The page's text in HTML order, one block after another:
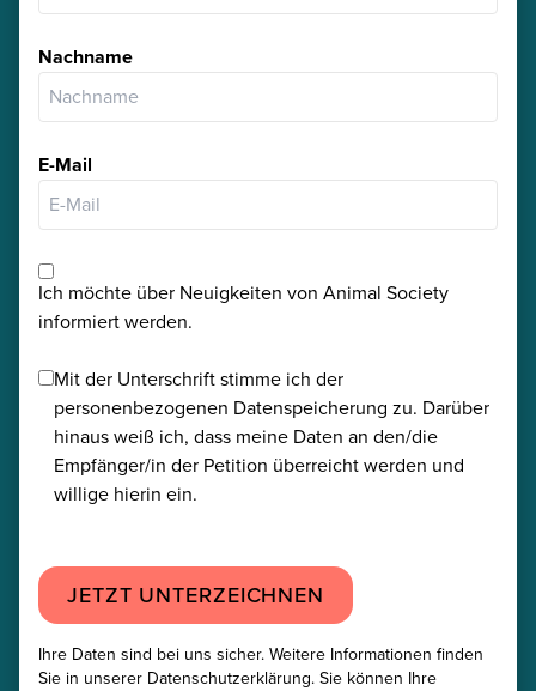
Nachname
E-Mail
Ich möchte über Neuigkeiten von Animal Society
informiert werden.
Mit der Unterschrift stimme ich der
personenbezogenen Datenspeicherung zu. Darüber
hinaus weiß ich, dass meine Daten an den/die
Empfänger/in der Petition überreicht werden und
willige hierin ein.
JETZT UNTERZEICHNEN
Ihre Daten sind bei uns sicher. Weitere Informationen finden
Sie in unserer Datenschutzerklärung. Sie können Ihre